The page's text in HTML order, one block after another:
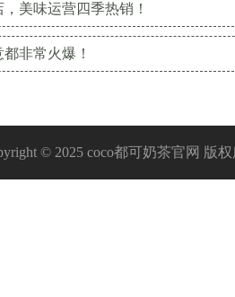
美味运营四季热销！
非常火爆！
© 2025 coco都可奶茶官网 版